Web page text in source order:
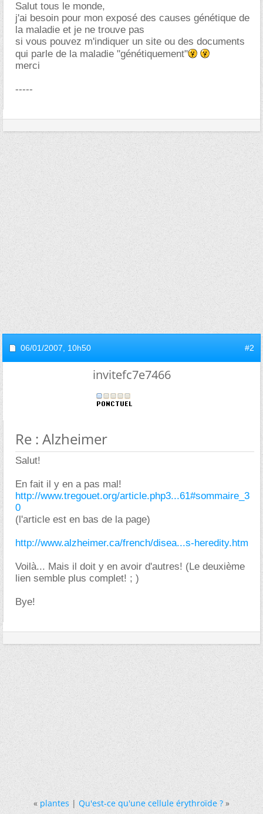
Salut tous le monde,
j'ai besoin pour mon exposé des causes génétique de
la maladie et je ne trouve pas
si vous pouvez m'indiquer un site ou des documents
qui parle de la maladie "génétiquement"
merci
-----
06/01/2007, 10h50 #2
invitefc7e7466
Re : Alzheimer
Salut!
En fait il y en a pas mal!
http://www.tregouet.org/article.php3...61#sommaire_3
0
(l'article est en bas de la page)
http://www.alzheimer.ca/french/disea...s-heredity.htm
Voilà... Mais il doit y en avoir d'autres! (Le deuxième
lien semble plus complet! ; )
Bye!
« plantes|Qu'est-ce qu'une cellule érythroïde ? »